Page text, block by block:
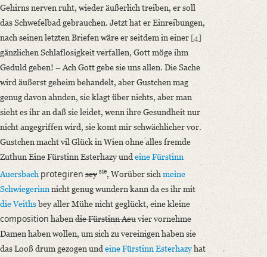
Gehirns nerven ruht, wieder äußerlich treiben, er soll
das Schwefelbad gebrauchen. Jetzt hat er Einreibungen,
nach seinen letzten Briefen wäre er seitdem in einer [4]
gänzlichen Schlaflosigkeit verfallen, Gott möge ihm
Geduld geben! – Ach Gott gebe sie uns allen. Die Sache
wird äußerst geheim behandelt, aber Gustchen mag
genug davon ahnden, sie klagt über nichts, aber man
sieht es ihr an daß sie leidet, wenn ihre Gesundheit nur
nicht angegriffen wird, sie komt mir schwächlicher vor.
Gustchen macht vil Glück in Wien ohne alles fremde
Zuthun Eine Fürstinn Esterhazy und eine Fürstinn
Auersbach protegiren sey sie, Worüber sich meine
Schwiegerinnnicht genug wundern kann da es ihr mit
die Veithsbey aller Mühe nicht geglückt, eine kleine
composition habendie Fürstinn Aeuvier vornehme
Damen haben wollen, um sich zu vereinigen haben sie
das Looß drum gezogen und eine Fürstinn Esterhazyhat